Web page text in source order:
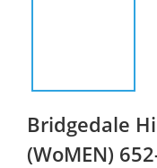
Bridgedale
(WoMEN)